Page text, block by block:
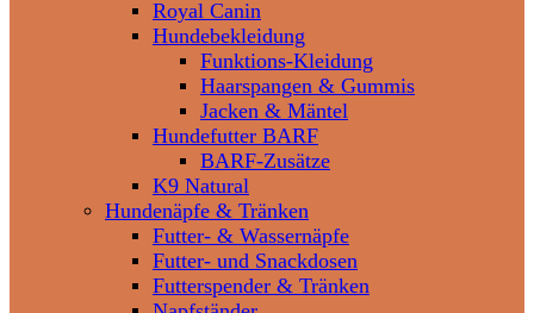
Royal Canin
Hundebekleidung
Funktions-Kleidung
Haarspangen & Gummis
Jacken & Mäntel
Hundefutter BARF
BARF-Zusätze
K9 Natural
Hundenäpfe & Tränken
Futter- & Wassernäpfe
Futter- und Snackdosen
Futterspender & Tränken